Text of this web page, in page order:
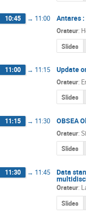
10:45 → 11:00 Antares
Orateur:
Slides
11:00 → 11:15 Update
Orateur:
Slides
11:15 → 11:30 OBSEA
Orateur:
Slides
11:30 → 11:45 Data
Orateur:
Slides